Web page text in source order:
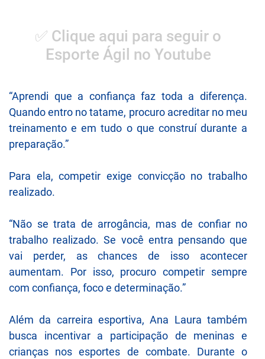
✅ Clique aqui para seguir o
Esporte Ágil no Youtube
“Aprendi que a confiança faz toda a diferença.
Quando entro no tatame, procuro acreditar no meu
treinamento e em tudo o que construí durante a
preparação.”
Para ela, competir exige convicção no trabalho
realizado.
“Não se trata de arrogância, mas de confiar no
trabalho realizado. Se você entra pensando que
vai perder, as chances de isso acontecer
aumentam. Por isso, procuro competir sempre
com confiança, foco e determinação.”
Além da carreira esportiva, Ana Laura também
busca incentivar a participação de meninas e
crianças nos esportes de combate. Durante o